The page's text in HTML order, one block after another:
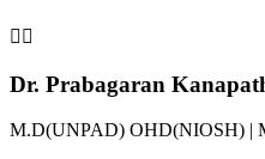
👨‍⚕️
Dr. Prabagaran
M.D(UNPAD) OHD(NIOSH) |